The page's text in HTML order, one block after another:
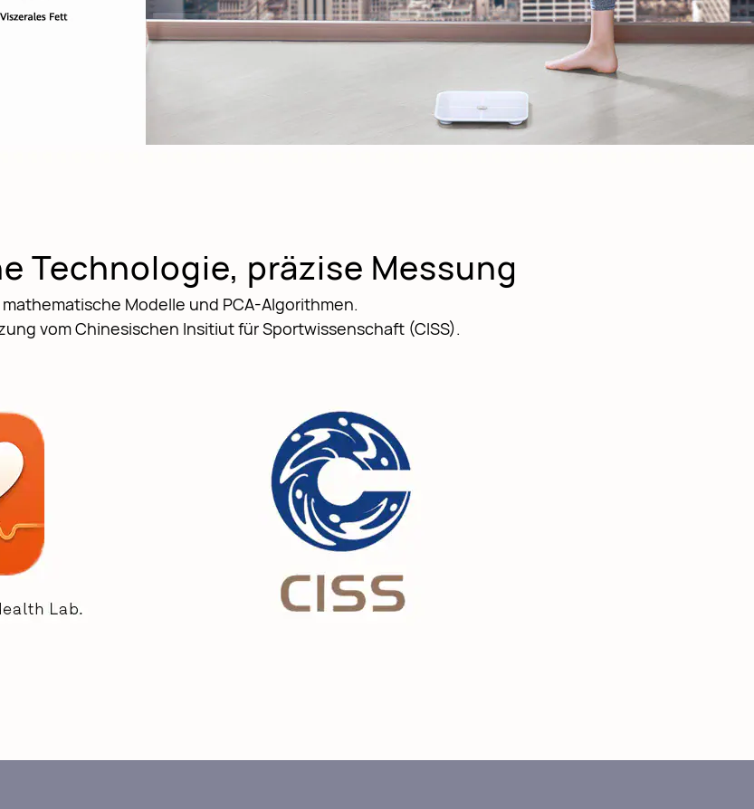
Technologie, präzise Messung
mathematische Modelle und PCA-Algorithmen.
vom Chinesischen Insitiut für Sportwissenschaft (CISS).